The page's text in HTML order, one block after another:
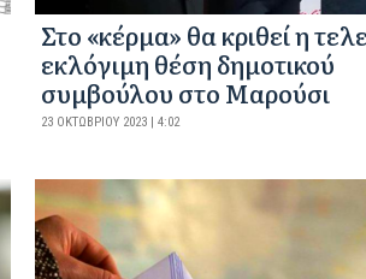
Στο «κέρμα» θα κριθεί η
εκλόγιμη θέση δημοτικού
συμβούλου στο Μαρούσι
23 ΟΚΤΩΒΡΊΟΥ 2023 | 4:02